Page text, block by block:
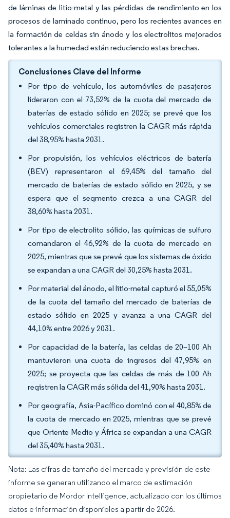
de láminas de litio-metal y las pérdidas de rendimiento en los
procesos de laminado continuo, pero los recientes avances en
la formación de celdas sin ánodo y los electrolitos mejorados
tolerantes a la humedad están reduciendo estas brechas.
Conclusiones Clave del Informe
Por tipo de vehículo, los automóviles de pasajeros
lideraron con el 73,52% de la cuota del mercado de
baterías de estado sólido en 2025; se prevé que los
vehículos comerciales registren la CAGR más rápida
del 38,95% hasta 2031.
Por propulsión, los vehículos eléctricos de batería
(BEV) representaron el 69,45% del tamaño del
mercado de baterías de estado sólido en 2025, y se
espera que el segmento crezca a una CAGR del
38,60% hasta 2031.
Por tipo de electrolito sólido, las químicas de sulfuro
comandaron el 46,92% de la cuota de mercado en
2025, mientras que se prevé que los sistemas de óxido
se expandan a una CAGR del 30,25% hasta 2031.
Por material del ánodo, el litio-metal capturó el 55,05%
de la cuota del tamaño del mercado de baterías de
estado sólido en 2025 y avanza a una CAGR del
44,10% entre 2026 y 2031.
Por capacidad de la batería, las celdas de 20–100 Ah
mantuvieron una cuota de ingresos del 47,95% en
2025; se proyecta que las celdas de más de 100 Ah
registren la CAGR más sólida del 41,90% hasta 2031.
Por geografía, Asia-Pacífico dominó con el 40,85% de
la cuota de mercado en 2025, mientras que se prevé
que Oriente Medio y África se expandan a una CAGR
del 35,40% hasta 2031.
Nota: Las cifras de tamaño del mercado y previsión de este
informe se generan utilizando el marco de estimación
propietario de Mordor Intelligence, actualizado con los últimos
datos e información disponibles a partir de 2026.